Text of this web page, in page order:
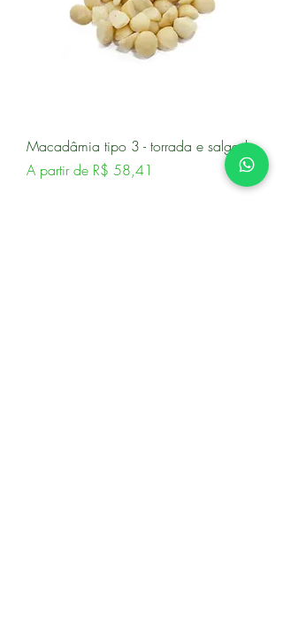
Macadâmia tipo 3 - torrada e salgada
A partir de R$ 58,41
Preço promocional